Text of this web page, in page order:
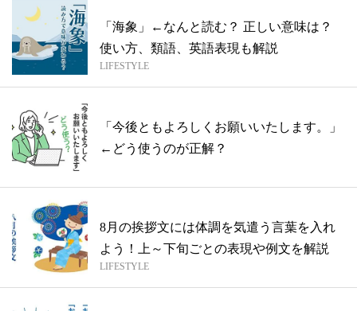
「海象」←なんと読む？ 正しい意味は？
使い方、類語、英語表現も解説
LIFESTYLE
「今後ともよろしくお願いいたします。」
←どう使うのが正解？
8月の挨拶文には体調を気遣う言葉を入れ
よう！上～下旬ごとの表現や例文を解説
LIFESTYLE